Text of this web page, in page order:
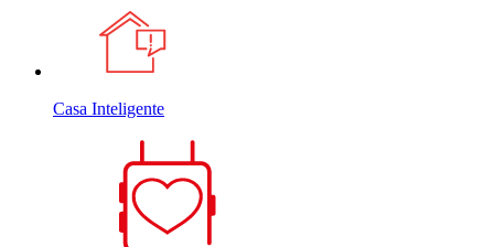
Casa Inteligente